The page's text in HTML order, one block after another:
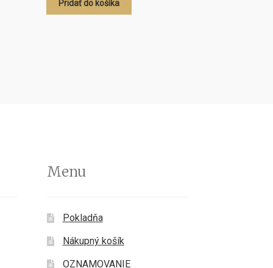
Pridať do košíka
Menu
Pokladňa
Nákupný košík
OZNAMOVANIE